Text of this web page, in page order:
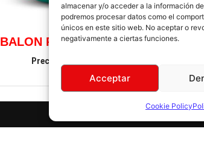
almacenar y/o acceder a la información
podremos procesar datos como el
únicos en este sitio web. No aceptar o
negativamente a ciertas funciones.
Acceptar
Cookie Policy
BALON PARA YOGA